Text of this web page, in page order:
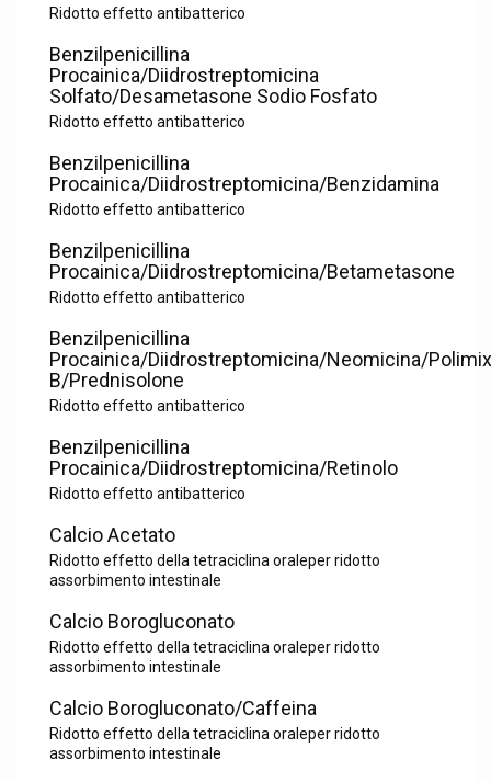
Ridotto effetto antibatterico
Benzilpenicillina
Procainica/Diidrostreptomicina
Solfato/Desametasone Sodio Fosfato
Ridotto effetto antibatterico
Benzilpenicillina
Procainica/Diidrostreptomicina/Benzidamina
Ridotto effetto antibatterico
Benzilpenicillina
Procainica/Diidrostreptomicina/Betametasone
Ridotto effetto antibatterico
Benzilpenicillina
Procainica/Diidrostreptomicina/Neomicina/
B/Prednisolone
Ridotto effetto antibatterico
Benzilpenicillina
Procainica/Diidrostreptomicina/Retinolo
Ridotto effetto antibatterico
Calcio Acetato
Ridotto effetto della tetraciclina oraleper ridotto
assorbimento intestinale
Calcio Borogluconato
Ridotto effetto della tetraciclina oraleper ridotto
assorbimento intestinale
Calcio Borogluconato/Caffeina
Ridotto effetto della tetraciclina oraleper ridotto
assorbimento intestinale